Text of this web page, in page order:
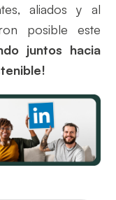
aliados y al
posible este
juntos hacia